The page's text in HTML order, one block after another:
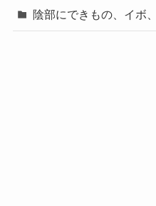
陰部にできもの、イボ